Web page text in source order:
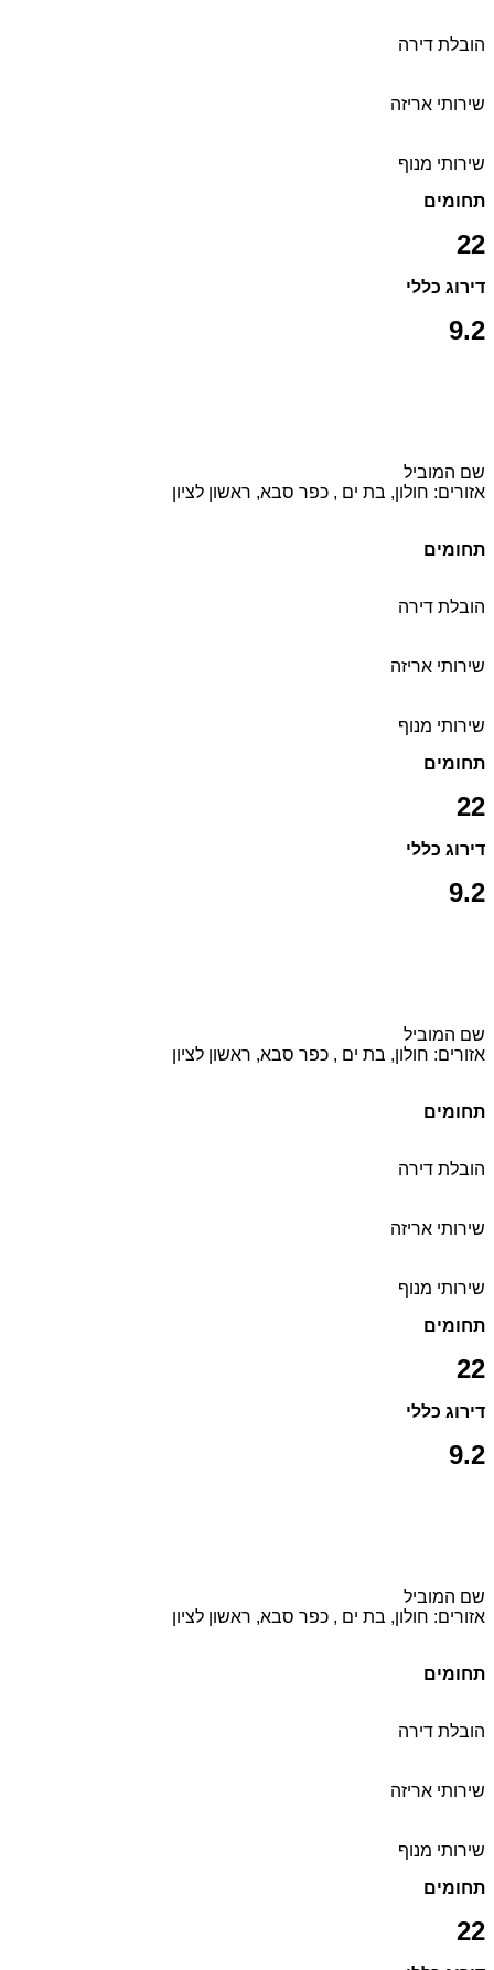
הובלת דירה
שירותי אריזה
שירותי מנוף
תחומים
22
דירוג כללי
9.2
שם המוביל
אזורים: חולון, בת ים , כפר סבא, ראשון לציון
תחומים
הובלת דירה
שירותי אריזה
שירותי מנוף
תחומים
22
דירוג כללי
9.2
שם המוביל
אזורים: חולון, בת ים , כפר סבא, ראשון לציון
תחומים
הובלת דירה
שירותי אריזה
שירותי מנוף
תחומים
22
דירוג כללי
9.2
שם המוביל
אזורים: חולון, בת ים , כפר סבא, ראשון לציון
תחומים
הובלת דירה
שירותי אריזה
שירותי מנוף
תחומים
22